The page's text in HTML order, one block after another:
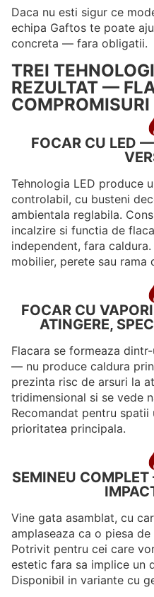
Daca nu esti sigur ce
echipa Gaftos te poate
concreta — fara obligatii.
TREI
REZULTAT —
COMPROMISURI
FOCAR CU LED
Tehnologia LED produce
controlabil, cu busteni
ambientala reglabila.
incalzire si functia de
independent, fara
mobilier, perete sau rama
FOCAR CU
ATINGERE,
Flacara se formeaza
— nu produce caldura
prezinta risc de arsuri la
tridimensional si se vede
Recomandat pentru
prioritatea principala.
SEMINEU
Vine gata asamblat, cu
amplaseaza ca o piesa
Potrivit pentru cei care
estetic fara sa implice un
Disponibil in variante cu